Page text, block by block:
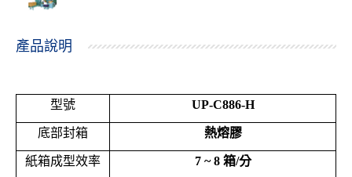
產品說明
型號 UP-C886-H
底部封箱 熱熔膠
紙箱成型效率 7 ~ 8 箱/分